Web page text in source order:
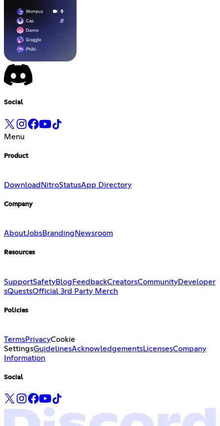
Social
Menu
Product
Download NitroStatusApp Directory
Company
AboutJobsBranding Newsroom
Resources
SupportSafetyBlog FeedbackCreatorsCommunityDeveloper
sQuestsOfficial 3rd Party Merch
Policies
TermsPrivacyCookie
SettingsGuidelinesAcknowledgementsLicensesCompany
Information
Social